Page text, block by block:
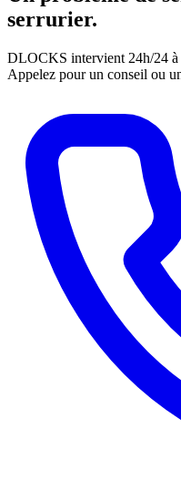
serrurier.
DLOCKS intervient 24h/24 à
Appelez pour un conseil ou